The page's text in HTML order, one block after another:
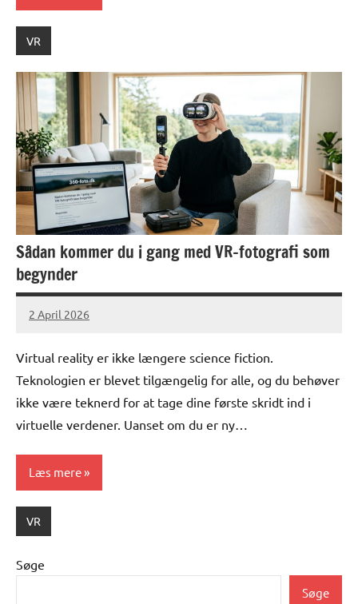
VR
Sådan kommer du i gang med VR-fotografi som
begynder
2 April 2026
lucas
No
Virtual reality er ikke længere science fiction.
Teknologien er blevet tilgængelig for alle, og du behøver
ikke være teknerd for at tage dine første skridt ind i
virtuelle verdener. Uanset om du er ny…
Læs mere
VR
Søge
Søge